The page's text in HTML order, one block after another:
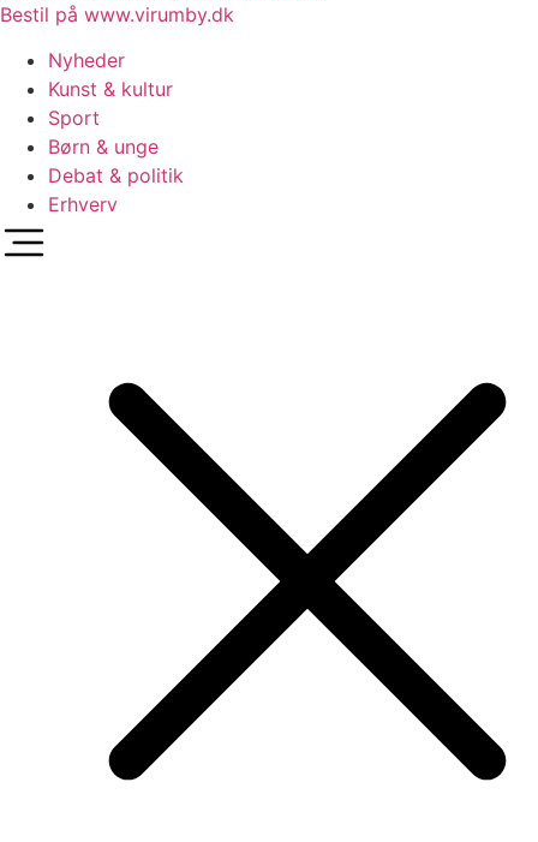
Bestil på www.virumby.dk
Nyheder
Kunst & kultur
Sport
Børn & unge
Debat & politik
Erhverv